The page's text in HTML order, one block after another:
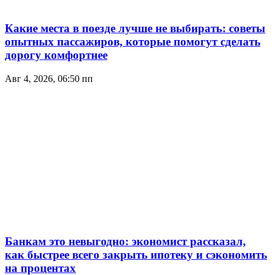
Какие места в поезде лучше не выбирать: советы
опытных пассажиров, которые помогут сделать
дорогу комфортнее
Авг 4, 2026, 06:50 пп
Банкам это невыгодно: экономист рассказал,
как быстрее всего закрыть ипотеку и сэкономить
на процентах